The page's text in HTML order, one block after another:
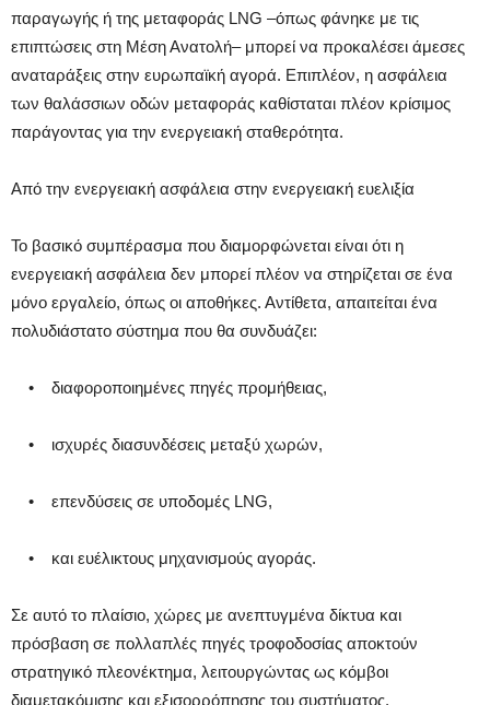
παραγωγής ή της μεταφοράς LNG –όπως φάνηκε με τις
επιπτώσεις στη Μέση Ανατολή– μπορεί να προκαλέσει άμεσες
αναταράξεις στην ευρωπαϊκή αγορά. Επιπλέον, η ασφάλεια
των θαλάσσιων οδών μεταφοράς καθίσταται πλέον κρίσιμος
παράγοντας για την ενεργειακή σταθερότητα.
Από την ενεργειακή ασφάλεια στην ενεργειακή ευελιξία
Το βασικό συμπέρασμα που διαμορφώνεται είναι ότι η
ενεργειακή ασφάλεια δεν μπορεί πλέον να στηρίζεται σε ένα
μόνο εργαλείο, όπως οι αποθήκες. Αντίθετα, απαιτείται ένα
πολυδιάστατο σύστημα που θα συνδυάζει:
• διαφοροποιημένες πηγές προμήθειας,
• ισχυρές διασυνδέσεις μεταξύ χωρών,
• επενδύσεις σε υποδομές LNG,
• και ευέλικτους μηχανισμούς αγοράς.
Σε αυτό το πλαίσιο, χώρες με ανεπτυγμένα δίκτυα και
πρόσβαση σε πολλαπλές πηγές τροφοδοσίας αποκτούν
στρατηγικό πλεονέκτημα, λειτουργώντας ως κόμβοι
διαμετακόμισης και εξισορρόπησης του συστήματος.